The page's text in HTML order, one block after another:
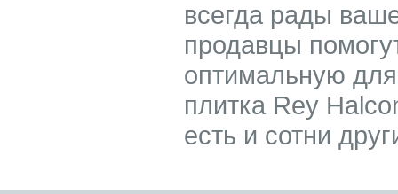
всегда рады
продавцы
оптимальную
плитка Rey
есть и сотни